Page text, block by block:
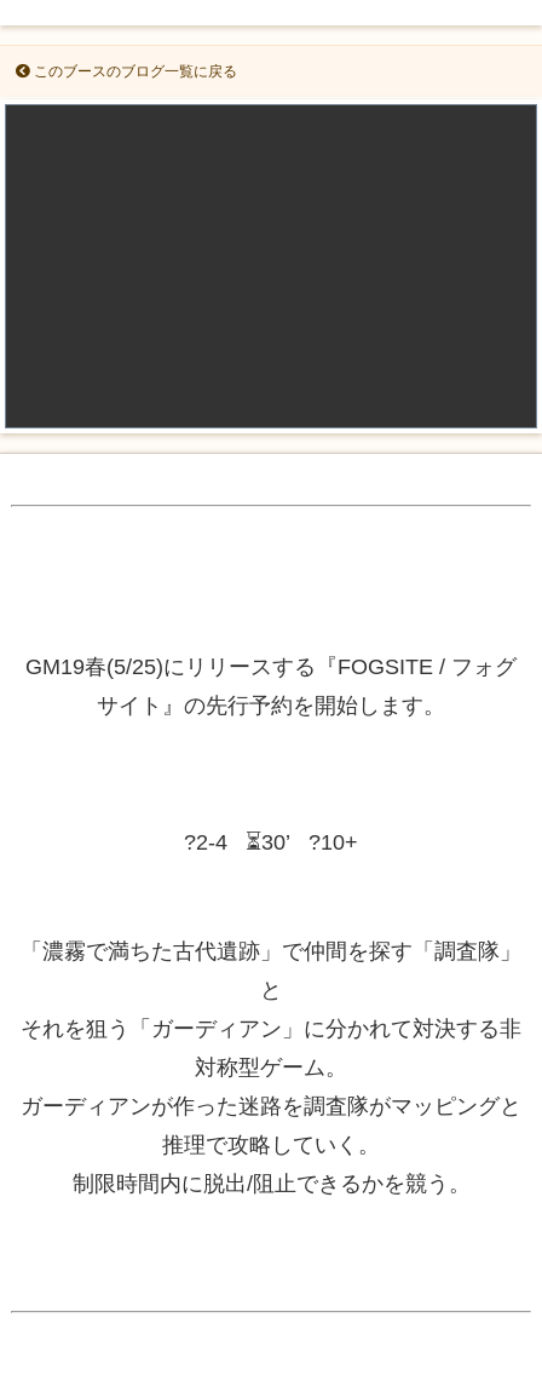
このブースのブログ一覧に戻る
GM19春(5/25)にリリースする『FOGSITE / フォグ
サイト』の先行予約を開始します。
?2-4 ⏳30’ ?10+
「濃霧で満ちた古代遺跡」で仲間を探す「調査隊」
と
それを狙う「ガーディアン」に分かれて対決する非
対称型ゲーム。
ガーディアンが作った迷路を調査隊がマッピングと
推理で攻略していく。
制限時間内に脱出/阻止できるかを競う。